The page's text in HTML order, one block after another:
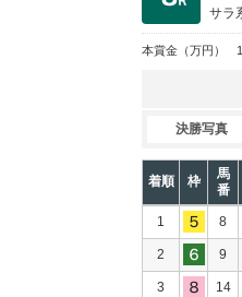
サラ
本賞金 （万円）
決勝写真
着順 枠
馬
番
1 8
2 9
3 14